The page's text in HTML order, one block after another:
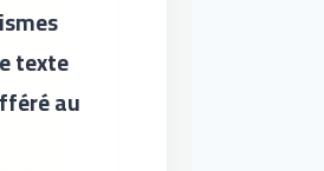
texte
au